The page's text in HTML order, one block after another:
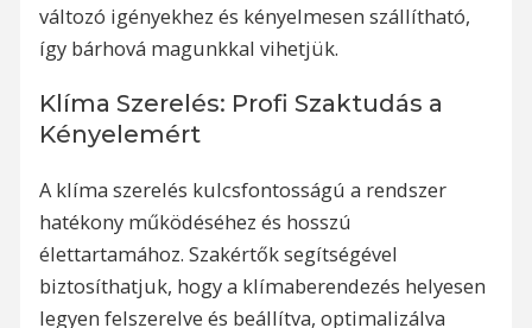
változó igényekhez és kényelmesen szállítható,
így bárhová magunkkal vihetjük.
Klíma Szerelés: Profi Szaktudás a
Kényelemért
A klíma szerelés kulcsfontosságú a rendszer
hatékony működéséhez és hosszú
élettartamához. Szakértők segítségével
biztosíthatjuk, hogy a klímaberendezés helyesen
legyen felszerelve és beállítva, optimalizálva